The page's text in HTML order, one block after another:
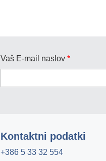
Vaš E-mail naslov *
Kontaktni podatki
+386 5 33 32 554